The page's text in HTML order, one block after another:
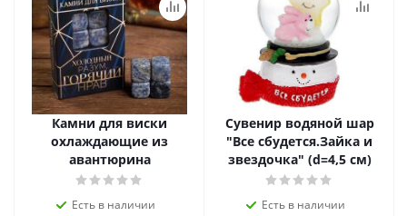
Камни для виски
охлаждающие из
авантюрина
Есть в наличии
Сувенир водяной шар
"Все сбудется.Зайка и
звездочка" (d=4,5 см)
Есть в наличии